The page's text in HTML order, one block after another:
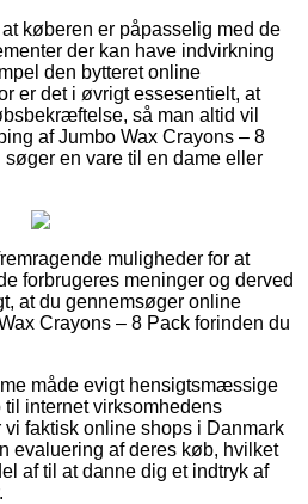
at køberen er påpasselig med de
der kan have indvirkning
den bytteret online
er det i øvrigt essesentielt, at
så man altid vil
af Jumbo Wax Crayons – 8
en vare til en dame eller
muligheder for at
forbrugeres meninger og derved
at du gennemsøger online
Crayons – 8 Pack forinden du
måde evigt hensigtsmæssige
internet virksomhedens
faktisk online shops i Danmark
evaluering af deres køb, hvilket
af til at danne dig et indtryk af